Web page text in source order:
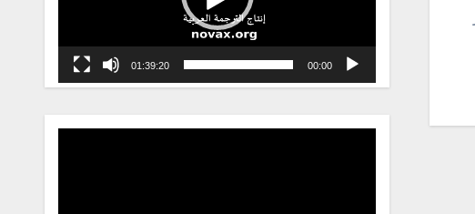
00:00
01:39:20